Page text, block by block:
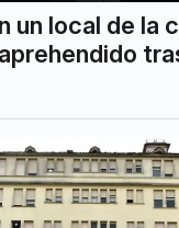
un local de la